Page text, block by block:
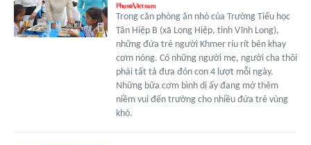
Trong căn phòng ăn nhỏ của Trường Tiểu học
Tân Hiệp B (xã Long Hiệp, tỉnh Vĩnh Long),
những đứa trẻ người Khmer ríu rít bên khay
cơm nóng. Có những người mẹ, người cha thôi
phải tất tả đưa đón con 4 lượt mỗi ngày.
Những bữa cơm bình dị ấy đang mở thêm
niềm vui đến trường cho nhiều đứa trẻ vùng
khó.